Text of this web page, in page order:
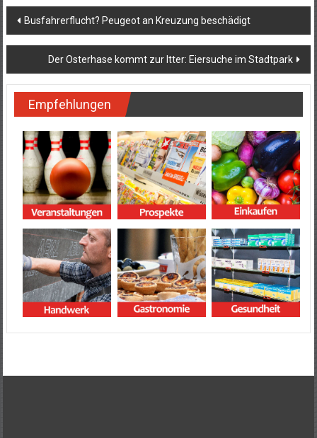
Beitragsnavigation
Busfahrerflucht? Peugeot an Kreuzung beschädigt
Der Osterhase kommt zur Itter: Eiersuche im Stadtpark
Empfehlungen